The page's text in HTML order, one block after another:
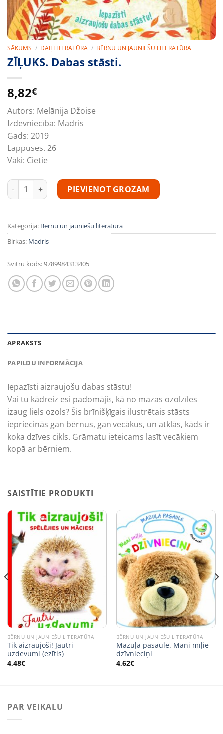
SĀKUMS / DAIĻLITERATŪRA / BĒRNU UN JAUNIEŠU LITERATŪRA
ZĪĻUKS. Dabas stāsti.
8,82€
Autors: Melānija Džoise
Izdevniecība: Madris
Gads: 2019
Lappuses: 26
Vāki: Cietie
ZĪĻUKS. Dabas stāsti. daudzums
PIEVIENOT GROZAM
Kategorija: Bērnu un jauniešu literatūra
Birkas: Madris
Svītru kods:9789984313405
APRAKSTS
PAPILDU INFORMĀCIJA
Iepazīsti aizraujošu dabas stāstu!
‍Vai tu kādreiz esi padomājis, kā no mazas ozolzīles
izaug liels ozols? Šis brīnišķīgais ilustrētais stāsts
iepriecinās gan bērnus, gan vecākus, un atklās, kāds ir
koka dzīves cikls. Grāmatu ieteicams lasīt vecākiem
kopā ar bērniem.
SAISTĪTIE PRODUKTI
BĒRNU UN JAUNIEŠU LITERATŪRA
Tik aizraujoši! Jautri
uzdevumi (ezītis)
4,48€
BĒRNU UN JAUNIEŠU LITERATŪRA
Mazuļa pasaule. Mani mīļie
dzīvnieciņi
4,62€
PAR VEIKALU